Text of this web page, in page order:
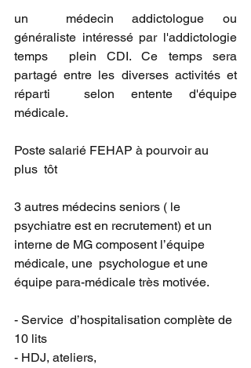
un  médecin addictologue ou
généraliste intéressé par l'addictologie
temps  plein CDI. Ce temps sera
partagé entre les diverses activités et
réparti  selon entente d'équipe
médicale.
Poste salarié FEHAP à pourvoir au
plus  tôt
3 autres médecins seniors ( le
psychiatre est en recrutement) et un
interne de MG composent l’équipe
médicale, une  psychologue et une
équipe para-médicale très motivée.
- Service  d’hospitalisation complète de
10 lits
- HDJ, ateliers,